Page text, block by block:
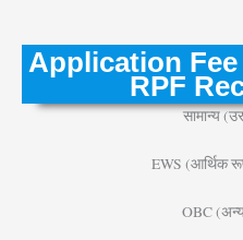
Application Fee
RPF
सामान्य
EWS (आर्थिक
OBC